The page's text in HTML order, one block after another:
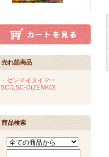
売れ筋商品
・ゼンマイタイマー :
SCD,SC-D(ZENKO)
商品検索